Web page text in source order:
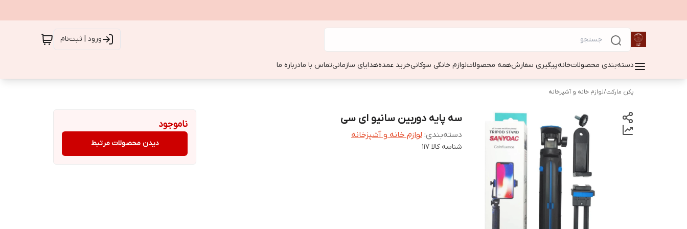
ورود | ثبت‌نام
دسته‌بندی محصولاتخانهپیگیری سفارشهمه محصولاتلوازم خانگی سوکانیخرید عمدههدایای سازمانیتماس با مادرباره ما
پکن مارکت/لوازم خانه و آشپزخانه
سه پایه دوربین سانیو ای سی
دسته‌بندی: لوازم خانه و آشپزخانه
شناسه کالا 117
ناموجود
دیدن محصولات مرتبط